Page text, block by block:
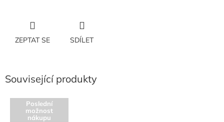
ZEPTAT SE SDÍLET
Související produkty
Poslední
možnost
nákupu